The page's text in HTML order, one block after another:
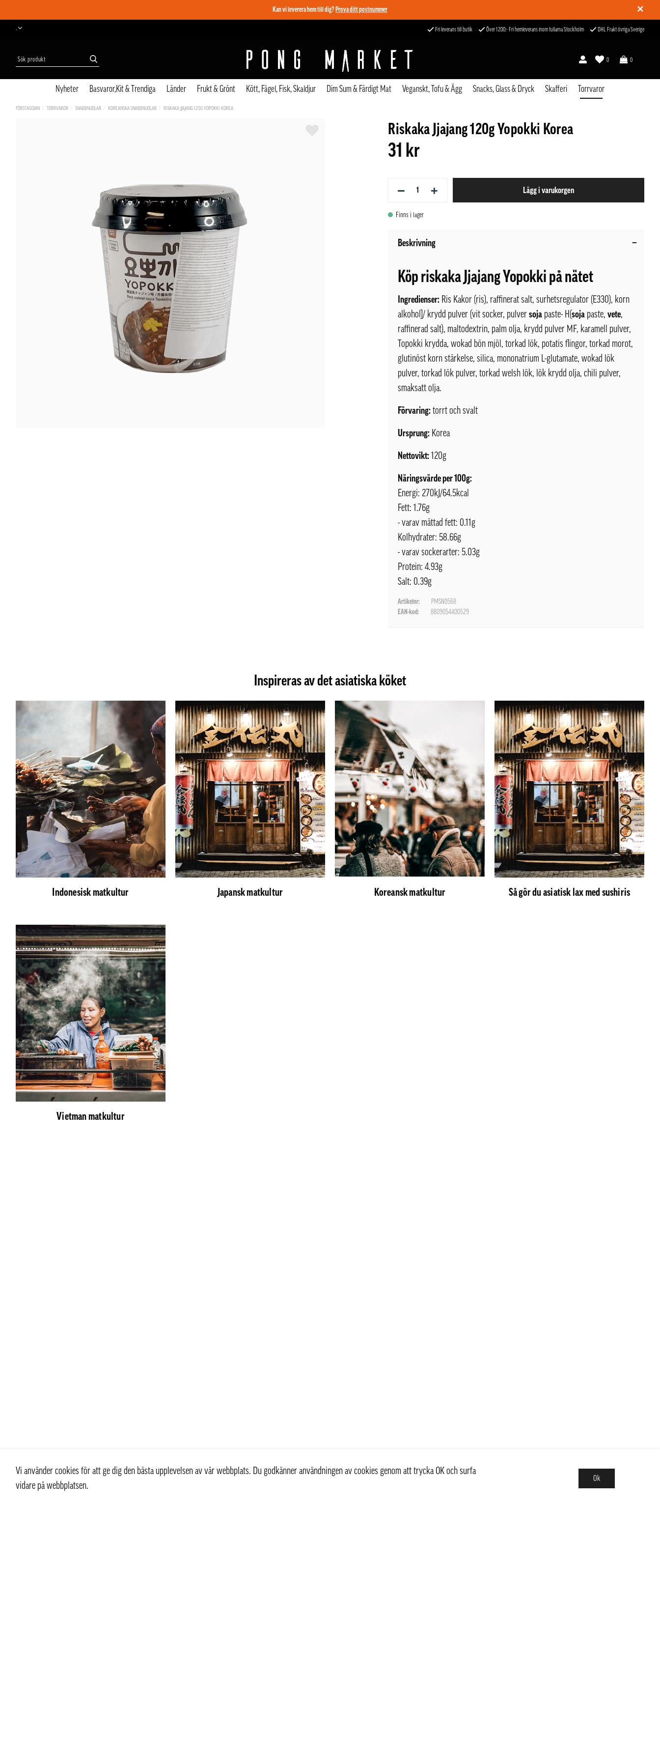
✕
Kan vi leverera hem till dig? Prova ditt postnummer
- Fri leverans till butik Över 1200:- Fri hemleverans inom tullarna Stockholm DHL Frakt övriga Sverige
0
0
Nyheter Basvaror,Kit & Trendiga Länder Frukt & Grönt Kött, Fågel, Fisk, Skaldjur Dim Sum & Färdigt Mat Veganskt, Tofu & Ägg Snacks, Glass & Dryck Skafferi Torrvaror
FÖRSTASIDAN TORRVAROR SNABBNUDLAR KOREANSKA SNABBNUDLAR RISKAKA JJAJANG 120G YOPOKKI KOREA
Riskaka Jjajang 120g Yopokki Korea
31 kr
− + Lägg i varukorgen
Finns i lager
Beskrivning
Köp riskaka Jjajang Yopokki på nätet
Ingredienser: Ris Kakor (ris), raffinerat salt, surhetsregulator (E330), korn
alkohol]/ krydd pulver (vit socker, pulversoja paste- H(soja paste,vete,
raffinerad salt), maltodextrin, palm olja, krydd pulver MF, karamell pulver,
Topokki krydda, wokad bön mjöl, torkad lök, potatis flingor, torkad morot,
glutinöst korn stärkelse, silica, mononatrium L-glutamate, wokad lök
pulver, torkad lök pulver, torkad welsh lök, lök krydd olja, chili pulver,
smaksatt olja.
Förvaring: torrt och svalt
Ursprung: Korea
Nettovikt: 120g
Näringsvärde per 100g:
Energi: 270kJ/64.5kcal
Fett: 1.76g
- varav mättad fett: 0.11g
Kolhydrater: 58.66g
- varav sockerarter: 5.03g
Protein: 4.93g
Salt: 0.39g
Artikelnr:
PMSN0568
EAN-kod:
8809054400529
Inspireras av det asiatiska köket
Indonesisk matkultur Japansk matkultur Koreansk matkultur Så gör du asiatisk lax med sushiris
Vietman matkultur
Vi använder cookies för att ge dig den bästa upplevelsen av vår webbplats. Du godkänner användningen av cookies genom att trycka OK och surfa
vidare på webbplatsen.
Ok